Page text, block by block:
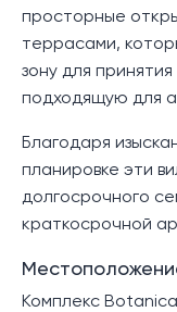
просторные
террасами,
зону для
подходящую для
Благодаря
планировке эти
долгосрочного
краткосрочной
Комплекс